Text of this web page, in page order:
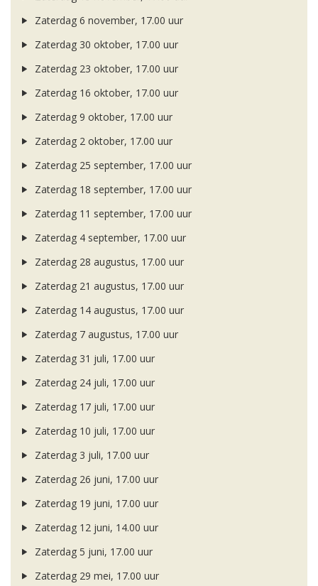
Zaterdag 6 november, 17.00 uur
Zaterdag 30 oktober, 17.00 uur
Zaterdag 23 oktober, 17.00 uur
Zaterdag 16 oktober, 17.00 uur
Zaterdag 9 oktober, 17.00 uur
Zaterdag 2 oktober, 17.00 uur
Zaterdag 25 september, 17.00 uur
Zaterdag 18 september, 17.00 uur
Zaterdag 11 september, 17.00 uur
Zaterdag 4 september, 17.00 uur
Zaterdag 28 augustus, 17.00 uur
Zaterdag 21 augustus, 17.00 uur
Zaterdag 14 augustus, 17.00 uur
Zaterdag 7 augustus, 17.00 uur
Zaterdag 31 juli, 17.00 uur
Zaterdag 24 juli, 17.00 uur
Zaterdag 17 juli, 17.00 uur
Zaterdag 10 juli, 17.00 uur
Zaterdag 3 juli, 17.00 uur
Zaterdag 26 juni, 17.00 uur
Zaterdag 19 juni, 17.00 uur
Zaterdag 12 juni, 14.00 uur
Zaterdag 5 juni, 17.00 uur
Zaterdag 29 mei, 17.00 uur